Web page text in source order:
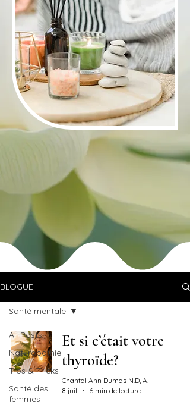
BLOGUE
All Posts
Naturopathie
Tips & Tricks
Santé des
femmes
Santé mentale
Et si c’était votre
thyroïde?
Chantal Ann Dumas N.D, A.
8 juil.
6 min de lecture